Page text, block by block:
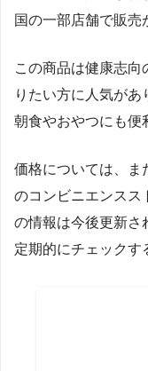
国の一部店舗で販売
この商品は健康志向
りたい方に人気が
朝食やおやつにも便
価格については、ま
のコンビニエンスス
の情報は今後更新さ
定期的にチェックす